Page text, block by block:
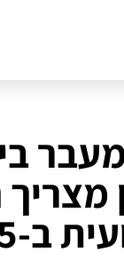
ב-2025?